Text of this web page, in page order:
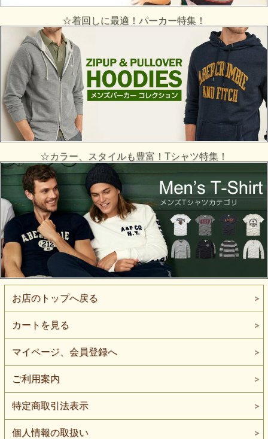
☆着回しに最適！パーカー特集！
☆カラー、スタイルも豊富！Tシャツ特集！
お店のトップへ戻る
カートを見る
マイページ、会員登録へ
ご利用案内
特定商取引法表示
個人情報の取扱い